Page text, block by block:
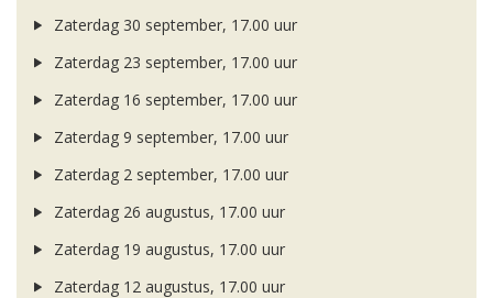
Zaterdag 30 september, 17.00 uur
Zaterdag 23 september, 17.00 uur
Zaterdag 16 september, 17.00 uur
Zaterdag 9 september, 17.00 uur
Zaterdag 2 september, 17.00 uur
Zaterdag 26 augustus, 17.00 uur
Zaterdag 19 augustus, 17.00 uur
Zaterdag 12 augustus, 17.00 uur